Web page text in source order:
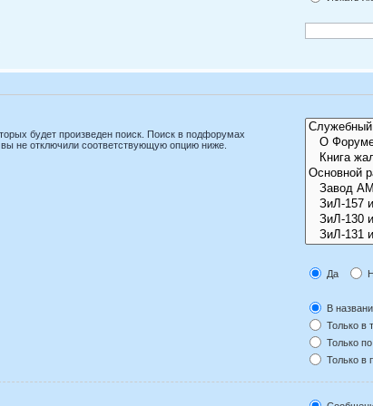
будет произведен поиск. Поиск в подфорумах
не отключили соответствующую опцию ниже.
Да
В
Только в
Только
Только в